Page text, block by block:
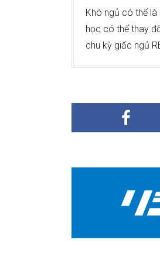
Khó ngủ có thể
học có thể thay
chu kỳ giấc ngủ